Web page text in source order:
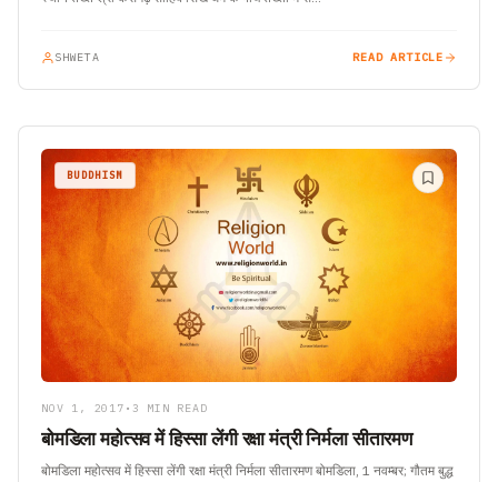
SHWETA READ ARTICLE
BUDDHISM
NOV 1, 2017 • 3 MIN READ
बोमडिला महोत्सव में हिस्सा लेंगी रक्षा मंत्री निर्मला सीतारमण
बोमडिला महोत्सव में हिस्सा लेंगी रक्षा मंत्री निर्मला सीतारमण बोमडिला, 1 नवम्बर; गौतम बुद्ध